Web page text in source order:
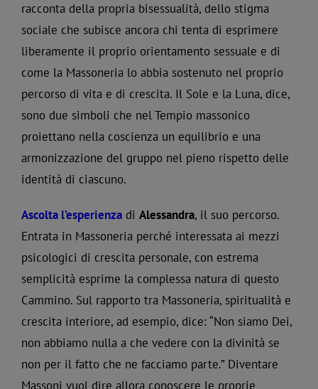
racconta della propria bisessualità, dello stigma
sociale che subisce ancora chi tenta di esprimere
liberamente il proprio orientamento sessuale e di
come la Massoneria lo abbia sostenuto nel proprio
percorso di vita e di crescita. Il Sole e la Luna, dice,
sono due simboli che nel Tempio massonico
proiettano nella coscienza un equilibrio e una
armonizzazione del gruppo nel pieno rispetto delle
identità di ciascuno.
Ascolta l’esperienza di Alessandra, il suo percorso.
Entrata in Massoneria perché interessata ai mezzi
psicologici di crescita personale, con estrema
semplicità esprime la complessa natura di questo
Cammino. Sul rapporto tra Massoneria, spiritualità e
crescita interiore, ad esempio, dice: “Non siamo Dei,
non abbiamo nulla a che vedere con la divinità se
non per il fatto che ne facciamo parte.” Diventare
Massoni vuol dire allora conoscere le proprie